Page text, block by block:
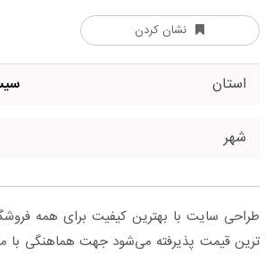
نشان کردن
استان
شهر
طراحی سایت با بهترین کیفیت برای همه
ترین قیمت پذیرفته می‌شود جهت هماهنگی با